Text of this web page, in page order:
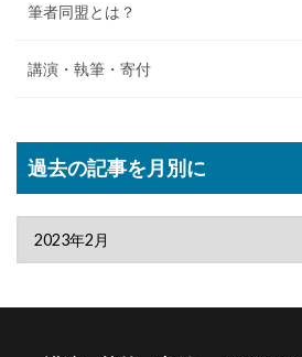
筆者同盟とは？
講演・執筆・寄付
過去の記事を月別に